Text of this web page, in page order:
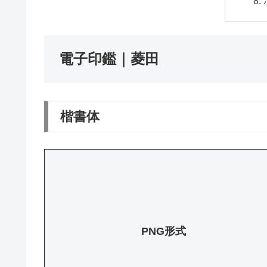
電子印鑑｜菱田
楷書体
PNG形式